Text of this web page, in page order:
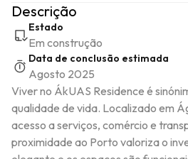
Descrição
Estado
Em construção
Data de conclusão estimada
Agosto 2025
Viver no ÁkUAS Residence é
qualidade de vida. Localizado em
acesso a serviços, comércio e
proximidade ao Porto valoriza o